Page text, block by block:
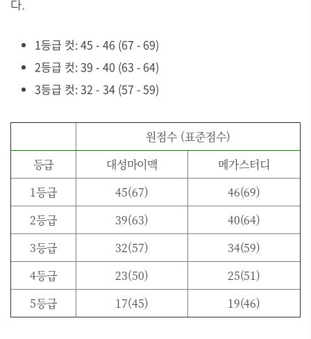
다.
1등급 컷: 45 - 46 (67 - 69)
2등급 컷: 39 - 40 (63 - 64)
3등급 컷: 32 - 34 (57 - 59)
원점수 (표준점수)
등급
대성마이맥
메가스터디
1등급
45(67)
46(69)
2등급
39(63)
40(64)
3등급
32(57)
34(59)
4등급
23(50)
25(51)
5등급
17(45) 19(46)